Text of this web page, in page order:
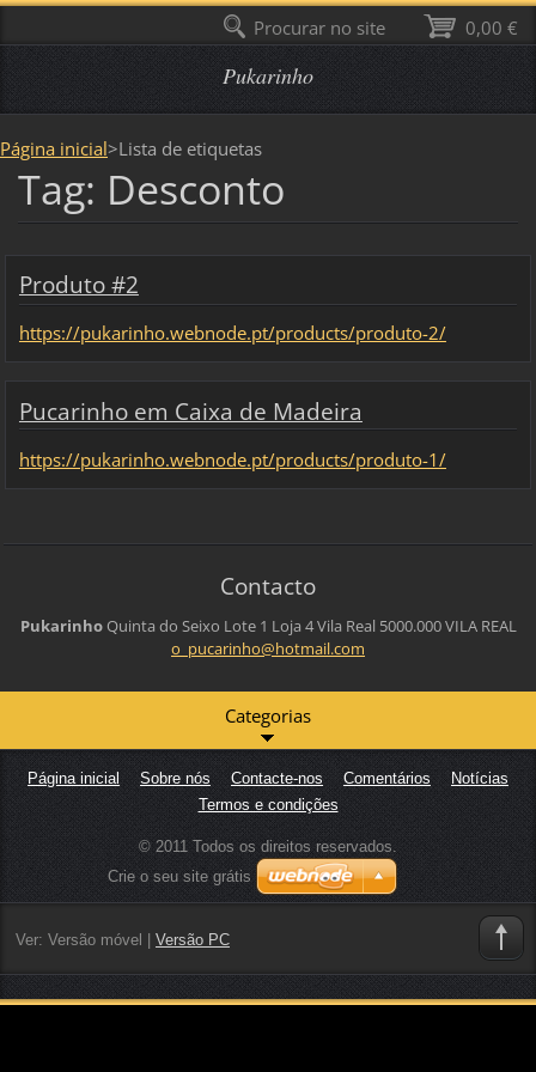
Pukarinho
Página inicial>Lista de etiquetas
Tag: Desconto
Produto #2
https://pukarinho.webnode.pt/products/produto-2/
Pucarinho em Caixa de Madeira
https://pukarinho.webnode.pt/products/produto-1/
Contacto
PukarinhoQuinta do Seixo Lote 1 Loja 4Vila Real 5000.000 VILA REAL
o_pucarinho@hotmail.com
Categorias
Página inicial Sobre nós Contacte-nos Comentários
Notícias
Termos e condições
© 2011 Todos os direitos reservados.
Crie o seu site grátis
Ver: Versão móvel | Versão PC
0,00 €
Procurar no site